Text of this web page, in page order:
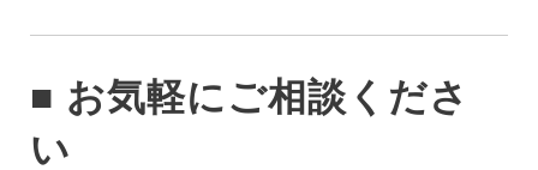
■ お気軽にご相談くださ
い